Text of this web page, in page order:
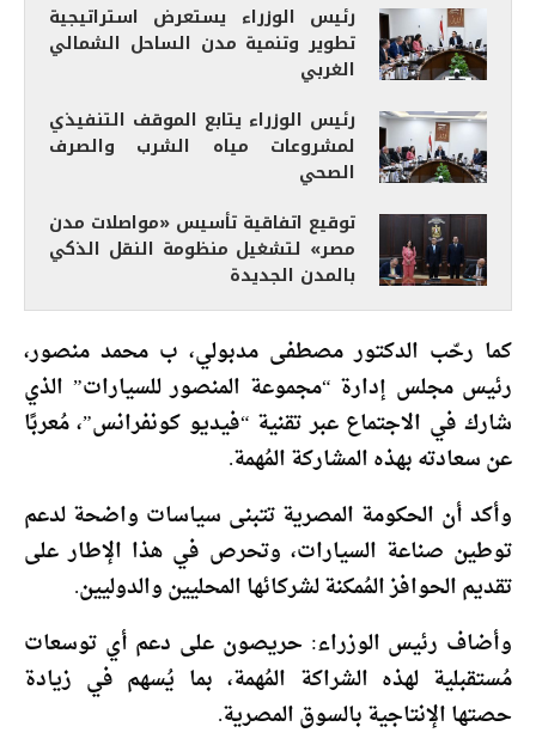
رئيس الوزراء يستعرض استراتيجية
تطوير وتنمية مدن الساحل الشمالي
الغربي
رئيس الوزراء يتابع الموقف التنفيذي
لمشروعات مياه الشرب والصرف
الصحي
توقيع اتفاقية تأسيس «مواصلات مدن
مصر» لتشغيل منظومة النقل الذكي
بالمدن الجديدة
كما رحّب الدكتور مصطفى مدبولي، ب محمد منصور،
رئيس مجلس إدارة “مجموعة المنصور للسيارات” الذي
شارك في الاجتماع عبر تقنية “فيديو كونفرانس”، مُعربًا
عن سعادته بهذه المشاركة المُهمة.
وأكد أن الحكومة المصرية تتبنى سياسات واضحة لدعم
توطين صناعة السيارات، وتحرص في هذا الإطار على
تقديم الحوافز المُمكنة لشركائها المحليين والدوليين.
وأضاف رئيس الوزراء: حريصون على دعم أي توسعات
مُستقبلية لهذه الشراكة المُهمة، بما يُسهم في زيادة
حصتها الإنتاجية بالسوق المصرية.